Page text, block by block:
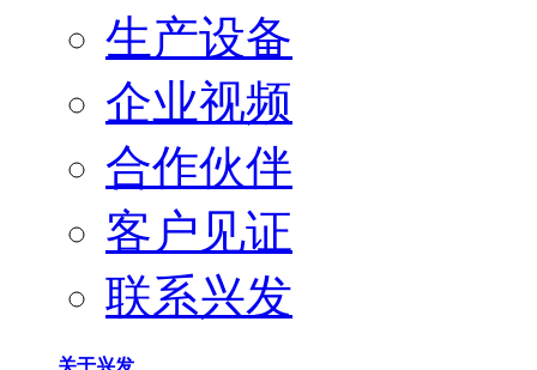
生产设备
企业视频
合作伙伴
客户见证
联系兴发
关于兴发